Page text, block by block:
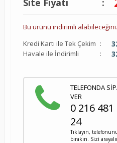
Site Fiyatı
:
Bu ürünü indirimli
Kredi Kartı ile Tek Çekim :
Havale ile İndirimli :
TELEFONDA
VER
0 216 481
24
Tıklayın,
bırakın. Sizi